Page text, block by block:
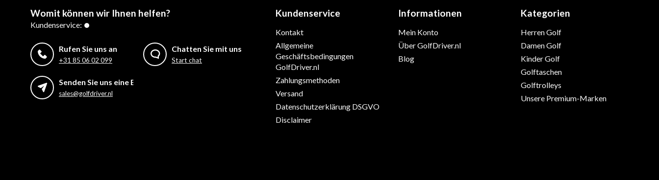
Womit können wir Ihnen helfen?
Kundenservice:
Rufen Sie uns an
+31 85 06 02 099
Chatten Sie mit uns
Start chat
Senden Sie uns eine E-Mail
sales@golfdriver.nl
Kundenservice
Kontakt
Allgemeine
Geschäftsbedingungen
GolfDriver.nl
Zahlungsmethoden
Versand
Datenschutzerklärung DSGVO
Disclaimer
Informationen
Mein Konto
Über GolfDriver.nl
Blog
Kategorien
Herren Golf
Damen Golf
Kinder Golf
Golftaschen
Golftrolleys
Unsere Premium-Marken